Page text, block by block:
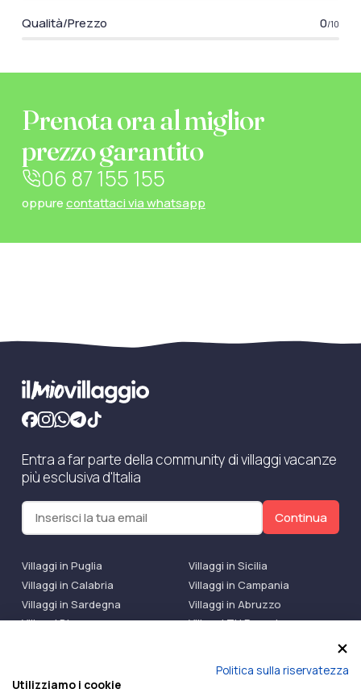
Qualità/Prezzo 0/10
Prenota ora al miglior
prezzo garantito
06 87 155 155
oppurecontattaci via whatsapp
Entra a far parte della community di villaggi vacanze
più esclusiva d'Italia
Continua
Villaggi in Puglia
Villaggi in Sicilia
Villaggi in Calabria
Villaggi in Campania
Villaggi in Sardegna
Villaggi in Abruzzo
Villaggi Bluserena
Villaggi TH Resort
Politica sulla riservatezza
Utilizziamo i cookie